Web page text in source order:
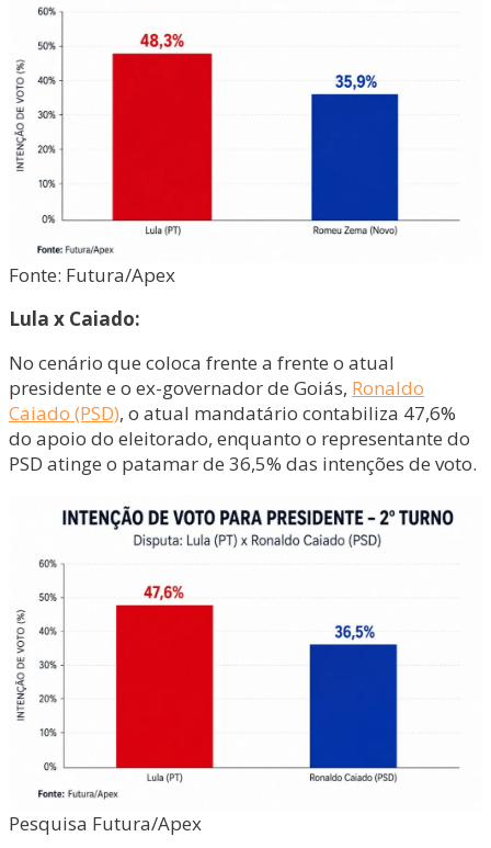
Fonte: Futura/Apex
Lula x Caiado:
No cenário que coloca frente a frente o atual
presidente e o ex-governador de Goiás, Ronaldo
Caiado (PSD), o atual mandatário contabiliza 47,6%
do apoio do eleitorado, enquanto o representante do
PSD atinge o patamar de 36,5% das intenções de voto.
Pesquisa Futura/Apex